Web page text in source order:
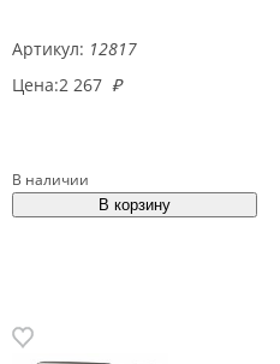
Артикул: 12817
Цена:2 267 ₽
В наличии